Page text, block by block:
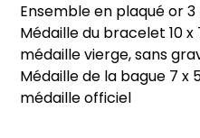
miraculeuse
Ensemble en plaqué or
Médaille du bracelet 10
médaille vierge, sans
Médaille de la bague 7 x
médaille officiel